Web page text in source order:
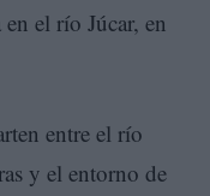
el río Júcar, en
entre el río
y el entorno de